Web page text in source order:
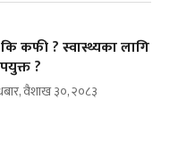
कफी ? स्वास्थ्यका लागि
?
वैशाख ३०, २०८३